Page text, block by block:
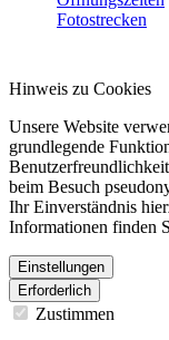
Fotostrecken
Hinweis zu Cookies
Unsere Website
grundlegende
beim Besuch
Ihr Einverständnis
Informationen finden
Einstellungen
Erforderlich
Zustimmen